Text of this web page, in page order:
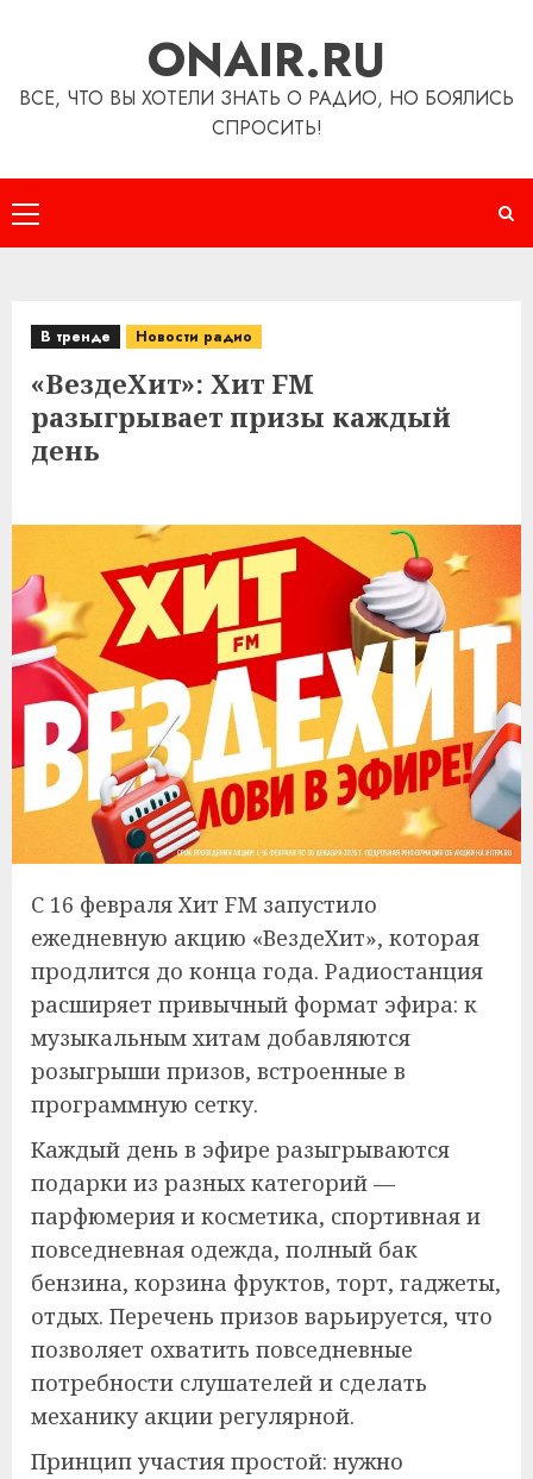
ONAIR.RU
ВСЕ, ЧТО ВЫ ХОТЕЛИ ЗНАТЬ О РАДИО, НО БОЯЛИСЬ
СПРОСИТЬ!
Основное
меню
В тренде Новости радио
«ВездеХит»: Хит FM
разыгрывает призы каждый
день
С 16 февраля Хит FM запустило
ежедневную акцию «ВездеХит», которая
продлится до конца года. Радиостанция
расширяет привычный формат эфира: к
музыкальным хитам добавляются
розыгрыши призов, встроенные в
программную сетку.
Каждый день в эфире разыгрываются
подарки из разных категорий —
парфюмерия и косметика, спортивная и
повседневная одежда, полный бак
бензина, корзина фруктов, торт, гаджеты,
отдых. Перечень призов варьируется, что
позволяет охватить повседневные
потребности слушателей и сделать
механику акции регулярной.
Принцип участия простой: нужно